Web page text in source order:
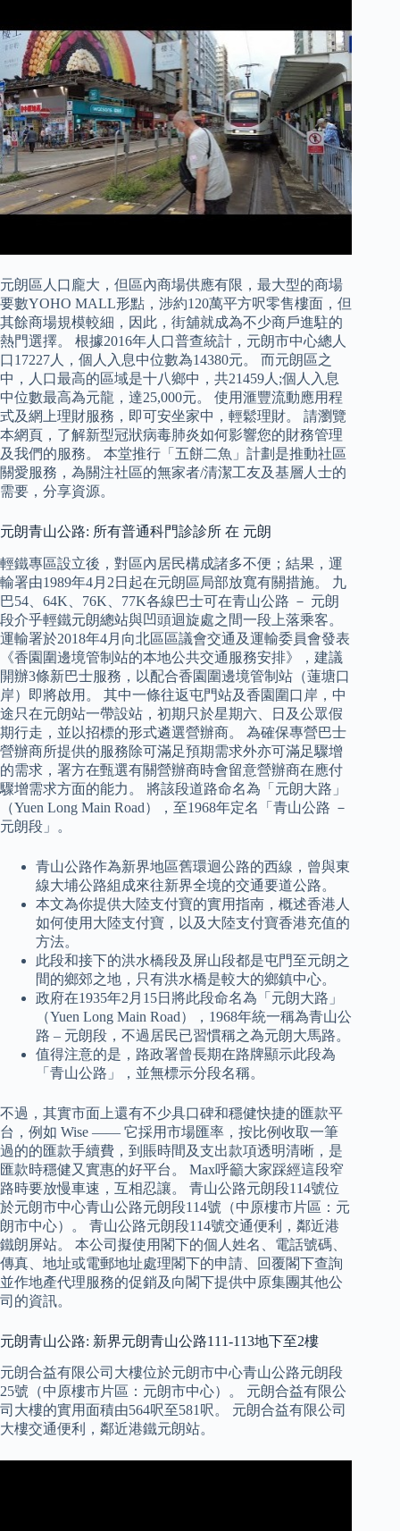
元朗區人口龐大，但區內商場供應有限，最大型的商場
要數YOHO MALL形點，涉約120萬平方呎零售樓面，但
其餘商場規模較細，因此，街舖就成為不少商戶進駐的
熱門選擇。 根據2016年人口普查統計，元朗市中心總人
口17227人，個人入息中位數為14380元。 而元朗區之
中，人口最高的區域是十八鄉中，共21459人;個人入息
中位數最高為元龍，達25,000元。 使用滙豐流動應用程
式及網上理財服務，即可安坐家中，輕鬆理財。 請瀏覽
本網頁，了解新型冠狀病毒肺炎如何影響您的財務管理
及我們的服務。 本堂推行「五餅二魚」計劃是推動社區
關愛服務，為關注社區的無家者/清潔工友及基層人士的
需要，分享資源。
元朗青山公路: 所有普通科門診診所 在 元朗
輕鐵專區設立後，對區內居民構成諸多不便；結果，運
輸署由1989年4月2日起在元朗區局部放寬有關措施。 九
巴54、64K、76K、77K各線巴士可在青山公路 － 元朗
段介乎輕鐵元朗總站與凹頭迴旋處之間一段上落乘客。
運輸署於2018年4月向北區區議會交通及運輸委員會發表
《香園圍邊境管制站的本地公共交通服務安排》，建議
開辦3條新巴士服務，以配合香園圍邊境管制站（蓮塘口
岸）即將啟用。 其中一條往返屯門站及香園圍口岸，中
途只在元朗站一帶設站，初期只於星期六、日及公眾假
期行走，並以招標的形式遴選營辦商。 為確保專營巴士
營辦商所提供的服務除可滿足預期需求外亦可滿足驟增
的需求，署方在甄選有關營辦商時會留意營辦商在應付
驟增需求方面的能力。 將該段道路命名為「元朗大路」
（Yuen Long Main Road），至1968年定名「青山公路 －
元朗段」。
青山公路作為新界地區舊環迴公路的西線，曾與東
線大埔公路組成來往新界全境的交通要道公路。
本文為你提供大陸支付寶的實用指南，概述香港人
如何使用大陸支付寶，以及大陸支付寶香港充值的
方法。
此段和接下的洪水橋段及屏山段都是屯門至元朗之
間的鄉郊之地，只有洪水橋是較大的鄉鎮中心。
政府在1935年2月15日將此段命名為「元朗大路」
（Yuen Long Main Road），1968年統一稱為青山公
路 – 元朗段，不過居民已習慣稱之為元朗大馬路。
值得注意的是，路政署曾長期在路牌顯示此段為
「青山公路」，並無標示分段名稱。
不過，其實市面上還有不少具口碑和穩健快捷的匯款平
台，例如 Wise —— 它採用市場匯率，按比例收取一筆
過的的匯款手續費，到賬時間及支出款項透明清晰，是
匯款時穩健又實惠的好平台。 Max呼籲大家踩經這段窄
路時要放慢車速，互相忍讓。 青山公路元朗段114號位
於元朗市中心青山公路元朗段114號（中原樓市片區：元
朗市中心）。 青山公路元朗段114號交通便利，鄰近港
鐵朗屏站。 本公司擬使用閣下的個人姓名、電話號碼、
傳真、地址或電郵地址處理閣下的申請、回覆閣下查詢
並作地產代理服務的促銷及向閣下提供中原集團其他公
司的資訊。
元朗青山公路: 新界元朗青山公路111-113地下至2樓
元朗合益有限公司大樓位於元朗市中心青山公路元朗段
25號（中原樓市片區：元朗市中心）。 元朗合益有限公
司大樓的實用面積由564呎至581呎。 元朗合益有限公司
大樓交通便利，鄰近港鐵元朗站。